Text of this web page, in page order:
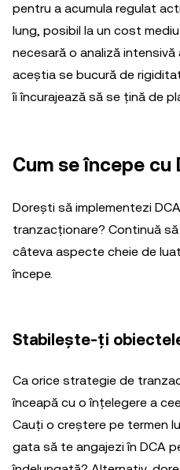
pentru a acumula regulat
lung, posibil la un cost
necesară o analiză
aceștia se bucură de
îi încurajează să se țină de
Cum se începe cu
Dorești să implementezi
tranzacționare? Continuă
câteva aspecte cheie de
începe.
Stabilește-ți
Ca orice strategie de
înceapă cu o înțelegere a
Cauți o creștere pe termen
gata să te angajezi în DCA